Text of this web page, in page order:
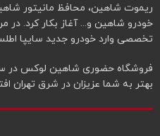
ریموت شاهین، محافظ مانیتور
تخصصی وارد خودرو جدید سایپا
بهتر به شما عزیزان در شرق تهران